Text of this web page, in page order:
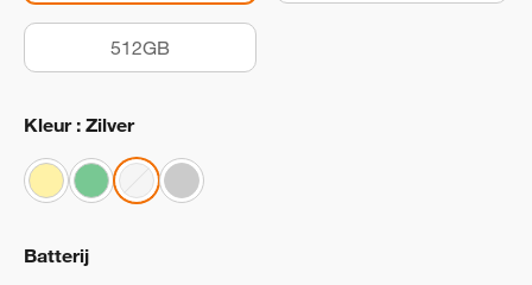
512GB
Kleur : Zilver
Batterij